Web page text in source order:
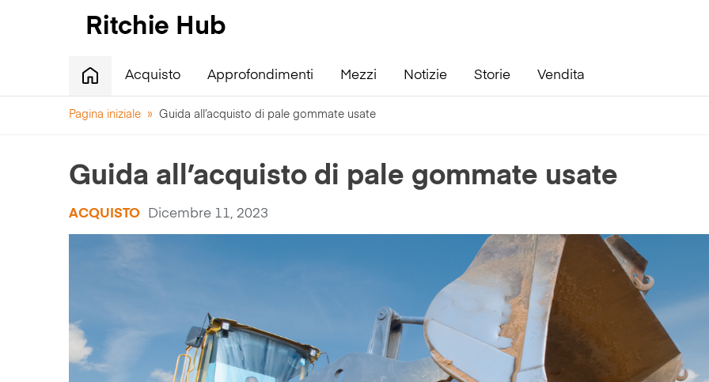
Acquisto Approfondimenti Mezzi Notizie Storie Vendita
Pagina iniziale » Guida all’acquisto di pale gommate usate
Guida all’acquisto di pale gommate usate
ACQUISTO Dicembre 11, 2023